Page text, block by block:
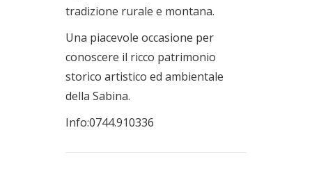
tradizione rurale e montana.
Una piacevole occasione per
conoscere il ricco patrimonio
storico artistico ed ambientale
della Sabina.
Info:0744.910336